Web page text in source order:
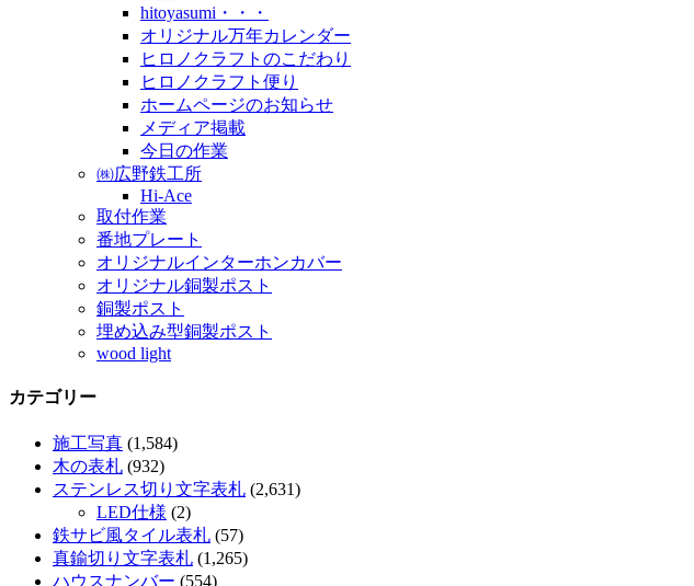
hitoyasumi・・・
オリジナル万年カレンダー
ヒロノクラフトのこだわり
ヒロノクラフト便り
ホームページのお知らせ
メディア掲載
今日の作業
㈱広野鉄工所
Hi-Ace
取付作業
番地プレート
オリジナルインターホンカバー
オリジナル銅製ポスト
銅製ポスト
埋め込み型銅製ポスト
wood light
カテゴリー
施工写真 (1,584)
木の表札 (932)
ステンレス切り文字表札 (2,631)
LED仕様 (2)
鉄サビ風タイル表札 (57)
真鍮切り文字表札 (1,265)
ハウスナンバー (554)